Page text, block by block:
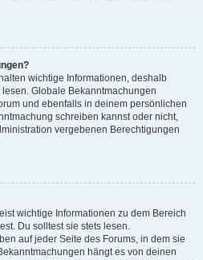
wichtige Informationen, deshalb
Globale Bekanntmachungen
und ebenfalls in deinem persönlichen
schreiben kannst oder nicht,
vergebenen Berechtigungen
wichtige Informationen zu dem Bereich
Du solltest sie stets lesen.
auf jeder Seite des Forums, in dem sie
hängt es von deinen